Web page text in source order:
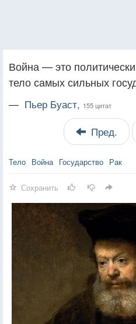
Война — это
тело самых сильных
— Пьер Буаст, 155 цитат
Пред.
Тело Война Государство Рак
Сохранить